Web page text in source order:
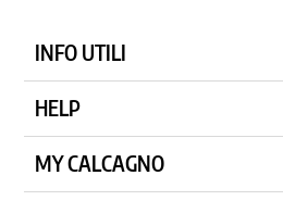
INFO UTILI
HELP
MY CALCAGNO